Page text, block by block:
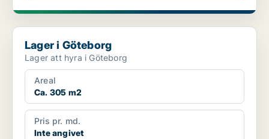
Lager i Göteborg
Lager i Göteborg
Lager att hyra i Göteborg
Areal
Ca. 305 m2
Pris pr. md.
Inte angivet